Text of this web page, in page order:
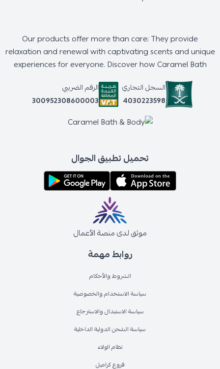
روابط مهمة
الشروط والأحكام
سياسة الاستخدام والخصوصية
سياسة الاستبدال والاسترجاع
سياسة الشحن الدولية الداخلية
نظام الولاء
فروع كراميل
Our products offer more than care; They provide
relaxation and renewal with captivating scents and unique
experiences for everyone. Discover how Caramel Bath
السجل التجاري
4030223598
الرقم الضريبي
300952308600003
تحميل تطبيق الجوال
موثق لدى منصة الأعمال